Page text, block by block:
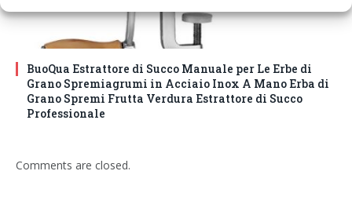
BuoQua Estrattore di Succo Manuale per Le Erbe di
Grano Spremiagrumi in Acciaio Inox A Mano Erba di
Grano Spremi Frutta Verdura Estrattore di Succo
Professionale
Comments are closed.